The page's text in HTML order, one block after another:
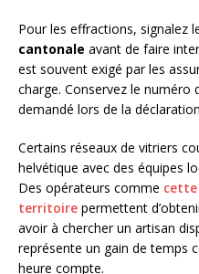
Pour les effractions, signalez
cantonale avant de faire
est souvent exigé par les
charge. Conservez le numéro
demandé lors de la
Certains réseaux de vitriers
helvétique avec des équipes
Des opérateurs comme
territoire permettent
avoir à chercher un artisan
représente un gain de temps
heure compte.